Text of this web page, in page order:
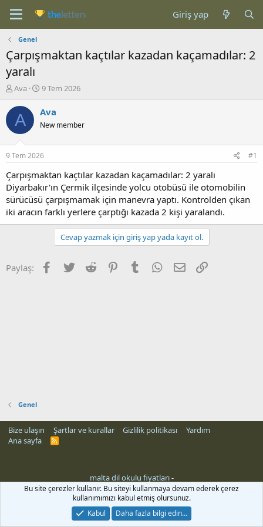
Giriş yap
Genel
Çarpışmaktan kaçtılar kazadan kaçamadılar: 2
yaralı
K
n
b
u
u
b
a
ş
l
a
t
a
Ava
B
ş
a
g
ı
ç
a
r
i
h
9 Tem 2026
A Ava
New member
9 Tem 2026 #1
Çarpışmaktan kaçtılar kazadan kaçamadılar: 2 yaralı
Diyarbakır'ın Çermik ilçesinde yolcu otobüsü ile otomobilin
sürücüsü çarpışmamak için manevra yaptı. Kontrolden çıkan
iki aracın farklı yerlere çarptığı kazada 2 kişi yaralandı.
Cevap yazmak için giriş yap yada kayıt ol.
Paylaş: Facebook
Twitter Reddit PinterestTumblr WhatsApp
E-posta
Genel
Bize ulaşın Şartlar ve kurallar Gizlilik politikası
Yardım
Ana sayfa
R
malta dil okulu fiyatları-
Bu site çerezler kullanır. Bu siteyi kullanmaya devam ederek çerez
kullanımımızı kabul etmiş olursunuz.
Kabul
Daha fazla bilgi edin…